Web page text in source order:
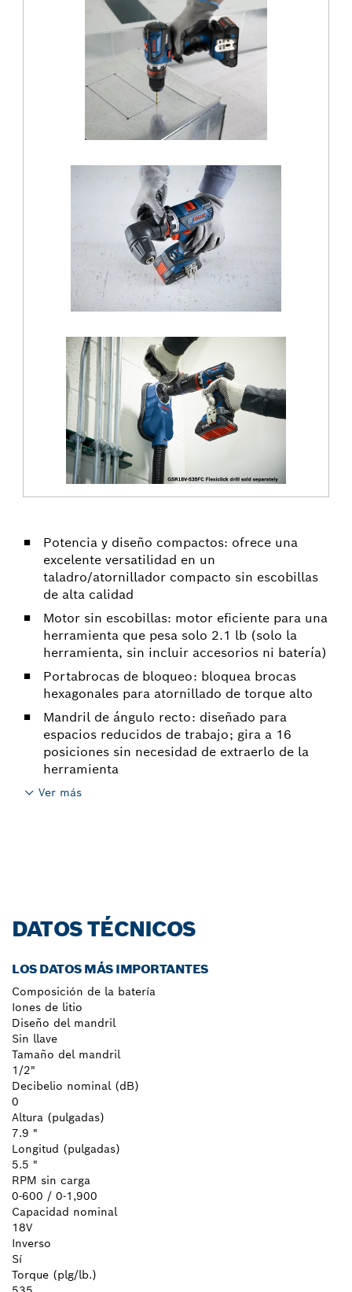
Potencia y diseño compactos: ofrece una
excelente versatilidad en un
taladro/atornillador compacto sin escobillas
de alta calidad
Motor sin escobillas: motor eficiente para una
herramienta que pesa solo 2.1 lb (solo la
herramienta, sin incluir accesorios ni batería)
Portabrocas de bloqueo: bloquea brocas
hexagonales para atornillado de torque alto
Mandril de ángulo recto: diseñado para
espacios reducidos de trabajo; gira a 16
posiciones sin necesidad de extraerlo de la
herramienta
Ver más
DATOS TÉCNICOS
LOS DATOS MÁS IMPORTANTES
Composición de la batería
Iones de litio
Diseño del mandril
Sin llave
Tamaño del mandril
1/2"
Decibelio nominal (dB)
0
Altura (pulgadas)
7.9 "
Longitud (pulgadas)
5.5 "
RPM sin carga
0-600 / 0-1,900
Capacidad nominal
18V
Inverso
Sí
Torque (plg/lb.)